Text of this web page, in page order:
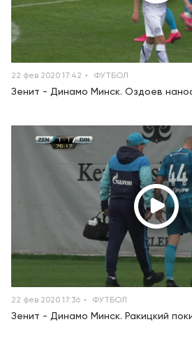
22 фев 2020 17:42 ФУТБОЛ
Зенит - Динамо Минск. Оздоев
22 фев 2020 17:36 ФУТБОЛ
Зенит - Динамо Минск. Ракицкий